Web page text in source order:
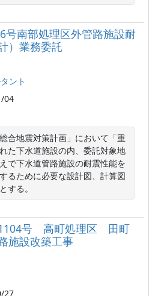
号南部処理区外管路施設耐
）業務委託
ント
04
合地震対策計画」において「重
た下水道施設の内、委託対象地
で下水道管路施設の耐震性能を
るために必要な設計図、計算図
する。
号 高町処理区 田町
施設改築工事
27